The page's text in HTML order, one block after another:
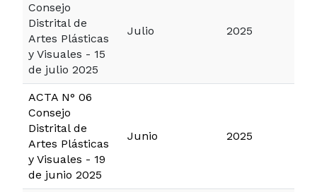
Consejo
Distrital de
Artes Plásticas
y Visuales - 15
de julio 2025
Julio 2025
ACTA N° 06
Consejo
Distrital de
Artes Plásticas
y Visuales - 19
de junio 2025
Junio 2025